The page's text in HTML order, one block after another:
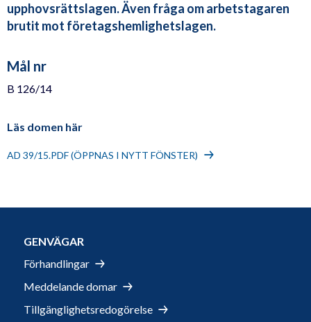
upphovsrättslagen. Även fråga om arbetstagaren
brutit mot företagshemlighetslagen.
Mål nr
B 126/14
Läs domen här
AD 39/15.PDF (ÖPPNAS I NYTT FÖNSTER)
GENVÄGAR
Förhandlingar
Meddelande domar
Tillgänglighetsredogörelse